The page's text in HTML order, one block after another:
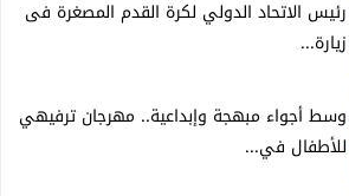
رئيس الاتحاد الدولي لكرة القدم المصغرة فى
زيارة...
وسط أجواء مبهجة وإبداعية.. مهرجان ترفيهي
للأطفال في...